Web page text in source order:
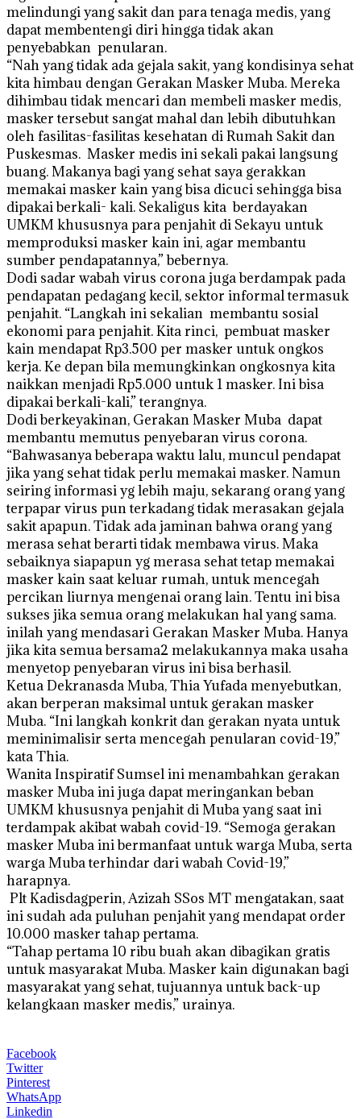
melindungi yang sakit dan para tenaga medis, yang
dapat membentengi diri hingga tidak akan
penyebabkan penularan.
“Nah yang tidak ada gejala sakit, yang kondisinya sehat
kita himbau dengan Gerakan Masker Muba. Mereka
dihimbau tidak mencari dan membeli masker medis,
masker tersebut sangat mahal dan lebih dibutuhkan
oleh fasilitas-fasilitas kesehatan di Rumah Sakit dan
Puskesmas. Masker medis ini sekali pakai langsung
buang. Makanya bagi yang sehat saya gerakkan
memakai masker kain yang bisa dicuci sehingga bisa
dipakai berkali- kali. Sekaligus kita berdayakan
UMKM khususnya para penjahit di Sekayu untuk
memproduksi masker kain ini, agar membantu
sumber pendapatannya,” bebernya.
Dodi sadar wabah virus corona juga berdampak pada
pendapatan pedagang kecil, sektor informal termasuk
penjahit. “Langkah ini sekalian membantu sosial
ekonomi para penjahit. Kita rinci, pembuat masker
kain mendapat Rp3.500 per masker untuk ongkos
kerja. Ke depan bila memungkinkan ongkosnya kita
naikkan menjadi Rp5.000 untuk 1 masker. Ini bisa
dipakai berkali-kali,” terangnya.
Dodi berkeyakinan, Gerakan Masker Muba dapat
membantu memutus penyebaran virus corona.
“Bahwasanya beberapa waktu lalu, muncul pendapat
jika yang sehat tidak perlu memakai masker. Namun
seiring informasi yg lebih maju, sekarang orang yang
terpapar virus pun terkadang tidak merasakan gejala
sakit apapun. Tidak ada jaminan bahwa orang yang
merasa sehat berarti tidak membawa virus. Maka
sebaiknya siapapun yg merasa sehat tetap memakai
masker kain saat keluar rumah, untuk mencegah
percikan liurnya mengenai orang lain. Tentu ini bisa
sukses jika semua orang melakukan hal yang sama.
inilah yang mendasari Gerakan Masker Muba. Hanya
jika kita semua bersama2 melakukannya maka usaha
menyetop penyebaran virus ini bisa berhasil.
Ketua Dekranasda Muba, Thia Yufada menyebutkan,
akan berperan maksimal untuk gerakan masker
Muba. “Ini langkah konkrit dan gerakan nyata untuk
meminimalisir serta mencegah penularan covid-19,”
kata Thia.
Wanita Inspiratif Sumsel ini menambahkan gerakan
masker Muba ini juga dapat meringankan beban
UMKM khususnya penjahit di Muba yang saat ini
terdampak akibat wabah covid-19. “Semoga gerakan
masker Muba ini bermanfaat untuk warga Muba, serta
warga Muba terhindar dari wabah Covid-19,”
harapnya.
Plt Kadisdagperin, Azizah SSos MT mengatakan, saat
ini sudah ada puluhan penjahit yang mendapat order
10.000 masker tahap pertama.
“Tahap pertama 10 ribu buah akan dibagikan gratis
untuk masyarakat Muba. Masker kain digunakan bagi
masyarakat yang sehat, tujuannya untuk back-up
kelangkaan masker medis,” urainya.
Facebook
Twitter
Pinterest
WhatsApp
Linkedin